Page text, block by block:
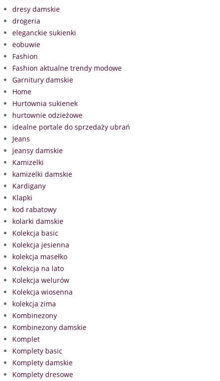
dresy damskie
drogeria
eleganckie sukienki
eobuwie
Fashion
Fashion aktualne trendy modowe
Garnitury damskie
Home
Hurtownia sukienek
hurtownie odzieżowe
idealne portale do sprzedaży ubrań
Jeans
jeansy damskie
Kamizelki
kamizelki damskie
Kardigany
Klapki
kod rabatowy
kolarki damskie
Kolekcja basic
Kolekcja jesienna
kolekcja masełko
Kolekcja na lato
Kolekcja welurów
Kolekcja wiosenna
kolekcja zima
Kombinezony
Kombinezony damskie
Komplet
Komplety basic
Komplety damskie
Komplety dresowe